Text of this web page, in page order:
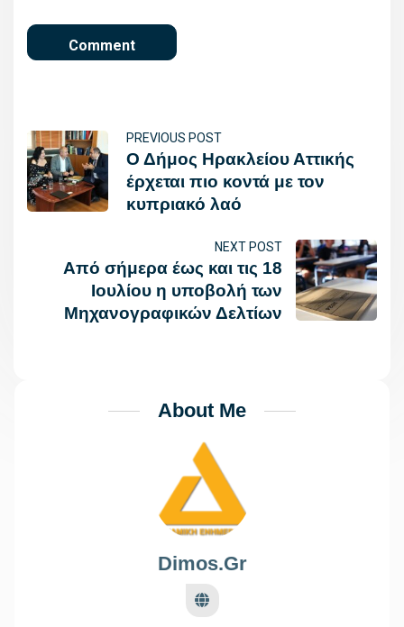
PREVIOUS POST
Ο Δήμος Ηρακλείου Αττικής
έρχεται πιο κοντά με τον
κυπριακό λαό
NEXT POST
Από σήμερα έως και τις 18
Ιουλίου η υποβολή των
Μηχανογραφικών Δελτίων
About Me
Dimos.gr